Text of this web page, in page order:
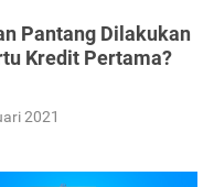
Pantang Dilakukan
Kredit Pertama?
2021